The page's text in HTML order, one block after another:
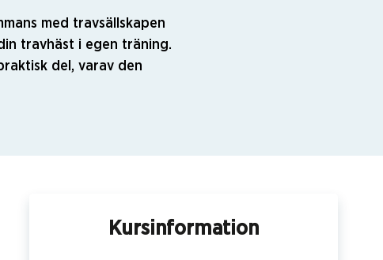
med travsällskapen
travhäst i egen träning.
del, varav den
Kursinformation